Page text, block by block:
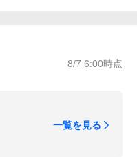
8/7 6:00時点
一覧を見る